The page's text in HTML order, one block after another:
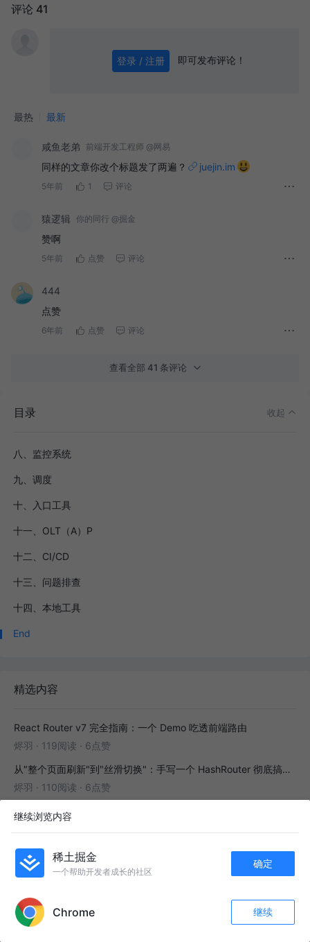
评论 41
登录 / 注册 即可发布评论！
最热 最新
咸鱼老弟 前端开发工程师 @网易
同样的文章你改个标题发了两遍？ juejin.im
5年前 1 评论
猿逻辑 你的同行 @掘金
赞啊
5年前 点赞 评论
444
点赞
6年前 点赞 评论
查看全部 41 条评论
582
目录 收起
二、缓存
三、分库分表
八、监控系统
九、调度
十、入口工具
十一、OLT（A）P
十二、CI/CD
十三、问题排查
十四、本地工具
End
精选内容
React Router v7 完全指南：一个 Demo 吃透前端路由
烬羽 · 119阅读 · 6点赞
从"整个页面刷新"到"丝滑切换"：手写一个 HashRouter 彻底搞懂前端路由
烬羽 · 110阅读 · 6点赞
React Router 嵌套路由：一个 `Outlet` 引发的布局思考
从零理解 React Router v6：每一个 API 都是怎么工作的
dzhd
68阅读·2点赞
用户05954017446
继续浏览内容
稀土掘金
一个帮助开发者成长的社区
确定
Chrome 继续